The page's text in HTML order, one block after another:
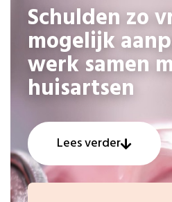
Schulden zo
mogelijk
werk samen
huisartsen
Lees verder